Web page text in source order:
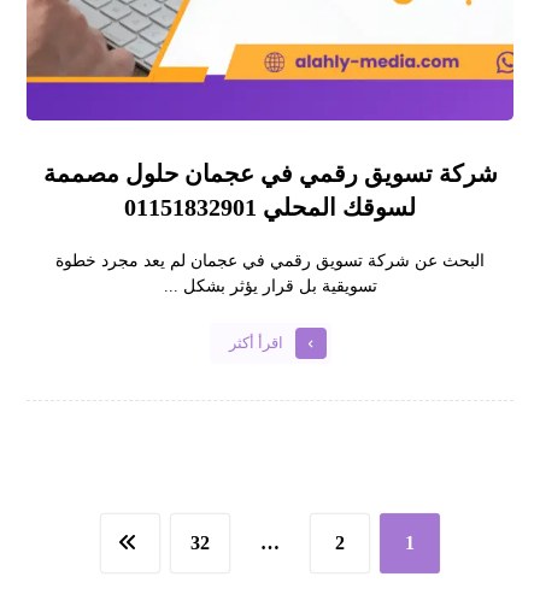
شركة تسويق رقمي في عجمان حلول مصممة
لسوقك المحلي 01151832901
البحث عن شركة تسويق رقمي في عجمان لم يعد مجرد خطوة
تسويقية بل قرار يؤثر بشكل ...
اقرأ أكثر
1
2
…
32